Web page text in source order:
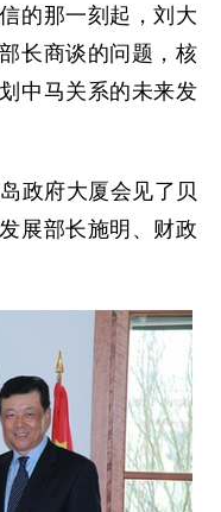
的那一刻起，刘大
长商谈的问题，核
中马关系的未来发
府大厦会见了贝
展部长施明、财政